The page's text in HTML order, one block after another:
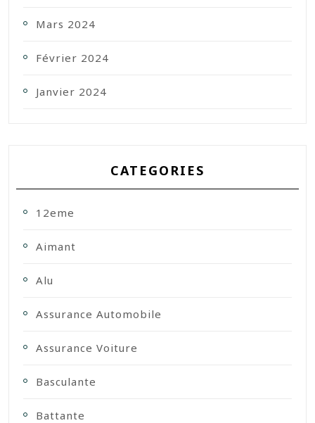
Mars 2024
Février 2024
Janvier 2024
CATEGORIES
12eme
Aimant
Alu
Assurance Automobile
Assurance Voiture
Basculante
Battante